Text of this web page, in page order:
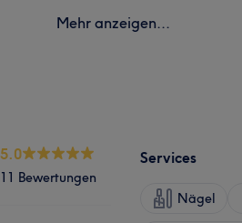
Mehr anzeigen...
5.0
11 Bewertungen
Services
Nägel